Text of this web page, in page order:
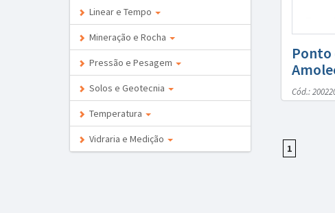
Linear e Tempo
Mineração e Rocha
Pressão e Pesagem
Solos e Geotecnia
Temperatura
Vidraria e Medição
Ponto
Cód.:
1